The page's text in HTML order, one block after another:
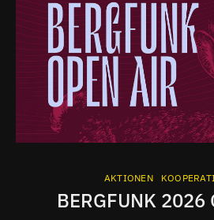
AKTIONEN
BERGFUNK 2026